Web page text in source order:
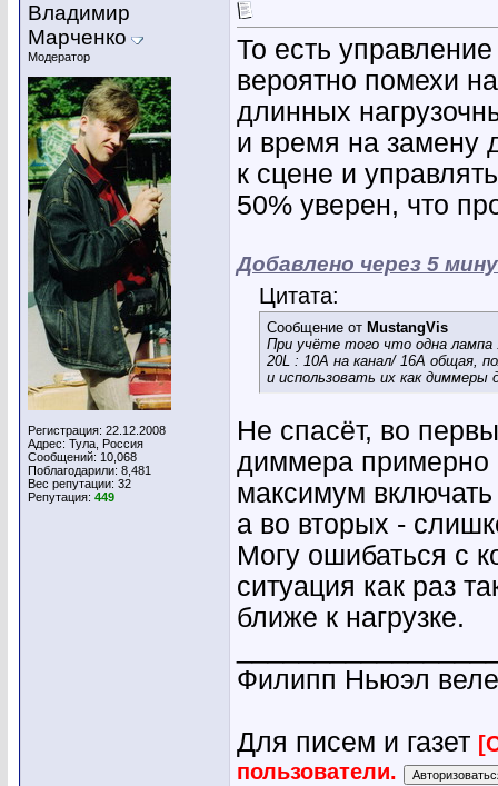
Владимир
Марченко
Модератор
Регистрация: 22.12.2008
Адрес: Тула, Россия
Сообщений: 10,068
Поблагодарили: 8,481
Вес репутации: 32
Репутация: 449
То есть
вероятно помехи
длинных
и время на замену
к сцене и
50% уверен, что
Добавлено через 5
Цитата:
Сообщение от MustangVis
При учёте того что одна лампа
20L : 10A на канал/ 16A общая,
и использовать их как диммеры
Не спасёт, во
диммера примерно
максимум
а во вторых -
Могу ошибаться с
ситуация как раз
ближе к нагрузке.
Филипп Ньюэл
Для писем и газет
пользователи.